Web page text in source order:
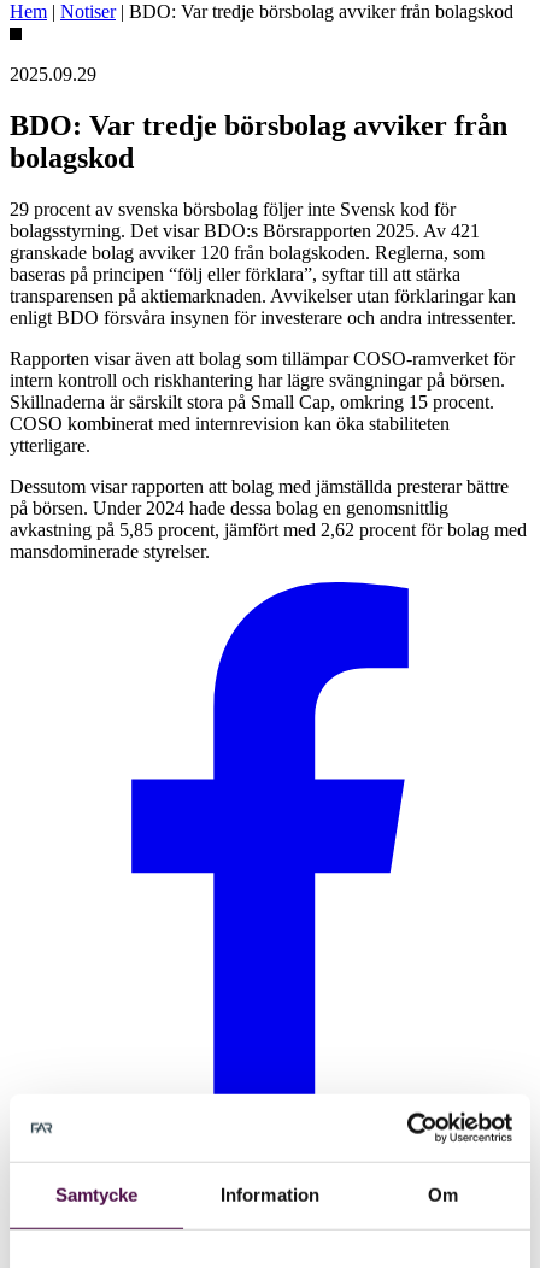
Samtycke Information Om
Hem | Notiser| BDO: Var tredje börsbolag avviker från bolagskod
2025.09.29
BDO: Var tredje börsbolag avviker från
bolagskod
29 procent av svenska börsbolag följer inte Svensk kod för
bolagsstyrning. Det visar BDO:s Börsrapporten 2025. Av 421
granskade bolag avviker 120 från bolagskoden. Reglerna, som
baseras på principen “följ eller förklara”, syftar till att stärka
transparensen på aktiemarknaden. Avvikelser utan förklaringar kan
enligt BDO försvåra insynen för investerare och andra intressenter.
Rapporten visar även att bolag som tillämpar COSO-ramverket för
intern kontroll och riskhantering har lägre svängningar på börsen.
Skillnaderna är särskilt stora på Small Cap, omkring 15 procent.
COSO kombinerat med internrevision kan öka stabiliteten
ytterligare.
Dessutom visar rapporten att bolag med jämställda presterar bättre
på börsen. Under 2024 hade dessa bolag en genomsnittlig
avkastning på 5,85 procent, jämfört med 2,62 procent för bolag med
mansdominerade styrelser.